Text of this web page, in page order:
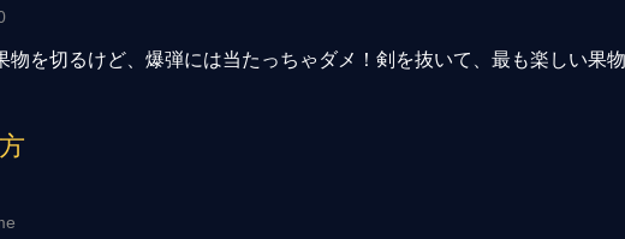
物を切るけど、爆弾には当たっちゃダメ！剣を抜いて、最も楽しい果